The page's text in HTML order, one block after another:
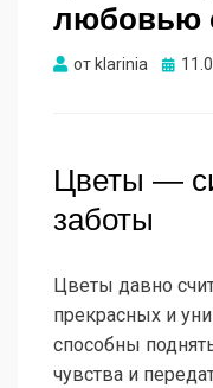
любовью
от klarinia
Цветы —
заботы
Цветы давно
прекрасных и
способны
чувства и